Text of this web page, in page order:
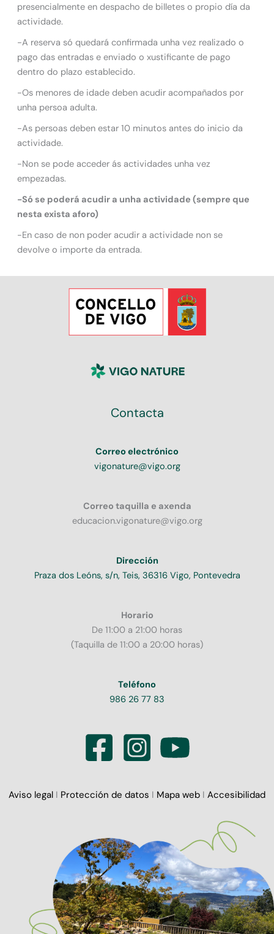
presencialmente en despacho de billetes o propio día da
actividade.
-A reserva só quedará confirmada unha vez realizado o
pago das entradas e enviado o xustificante de pago
dentro do plazo establecido.
-Os menores de idade deben acudir acompañados por
unha persoa adulta.
-As persoas deben estar 10 minutos antes do inicio da
actividade.
-Non se pode acceder ás actividades unha vez
empezadas.
-Só se poderá acudir a unha actividade (sempre que
nesta exista aforo)
-En caso de non poder acudir a actividade non se
devolve o importe da entrada.
Contacta
Correo electrónico
vigonature@vigo.org
Correo taquilla e axenda
educacion.vigonature@vigo.org
Dirección
Praza dos Leóns, s/n, Teis, 36316 Vigo, Pontevedra
Horario
De 11:00 a 21:00 horas
(Taquilla de 11:00 a 20:00 horas)
Teléfono
986 26 77 83
Aviso legal I Protección de datos I Mapa web I Accesibilidad